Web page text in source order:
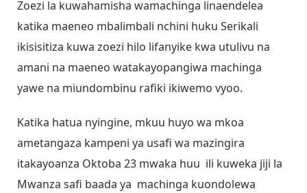
Zoezi la kuwahamisha wamachinga linaendelea
katika maeneo mbalimbali nchini huku Serikali
ikisisitiza kuwa zoezi hilo lifanyike kwa utulivu na
amani na maeneo watakayopangiwa machinga
yawe na miundombinu rafiki ikiwemo vyoo.
Katika hatua nyingine, mkuu huyo wa mkoa
ametangaza kampeni ya usafi wa mazingira
itakayoanza Oktoba 23 mwaka huu ili kuweka jiji la
Mwanza safi baada ya machinga kuondolewa